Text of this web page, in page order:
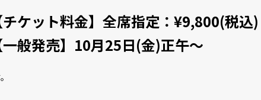
チケット料金】全席指定：¥9,800(税込)
一般発売】10月25日(金)正午〜